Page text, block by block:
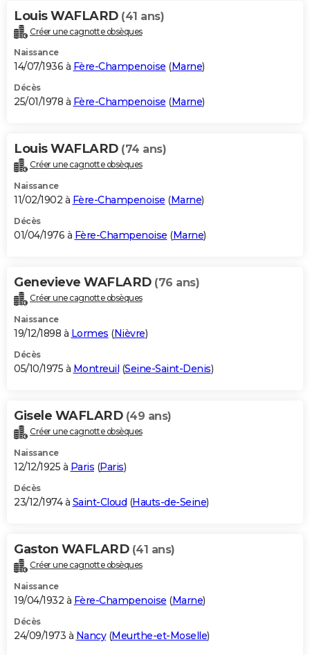
Louis WAFLARD (41 ans)
Créer une cagnotte obsèques
Naissance
14/07/1936 à Fère-Champenoise (Marne)
Décès
25/01/1978 à Fère-Champenoise (Marne)
Louis WAFLARD (74 ans)
Créer une cagnotte obsèques
Naissance
11/02/1902 à Fère-Champenoise (Marne)
Décès
01/04/1976 à Fère-Champenoise (Marne)
Genevieve WAFLARD (76 ans)
Créer une cagnotte obsèques
Naissance
19/12/1898 à Lormes (Nièvre)
Décès
05/10/1975 à Montreuil (Seine-Saint-Denis)
Gisele WAFLARD (49 ans)
Créer une cagnotte obsèques
Naissance
12/12/1925 à Paris (Paris)
Décès
23/12/1974 à Saint-Cloud (Hauts-de-Seine)
Gaston WAFLARD (41 ans)
Créer une cagnotte obsèques
Naissance
19/04/1932 à Fère-Champenoise (Marne)
Décès
24/09/1973 à Nancy(Meurthe-et-Moselle)